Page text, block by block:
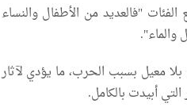
"فالعديد من الأطفال والنساء
والماء".
معيل بسبب الحرب، ما يؤدي لآثار
أبيدت بالكامل.